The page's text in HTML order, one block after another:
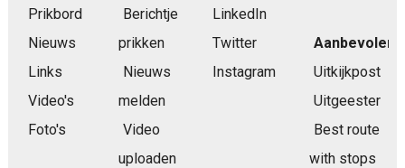
Prikbord
Nieuws
Links
Video's
Foto's
Berichtje
prikken
Nieuws
melden
Video
uploaden
LinkedIn
Twitter
Instagram
Aanbevolen
Uitkijkpost
Uitgeester
Best route
with stops